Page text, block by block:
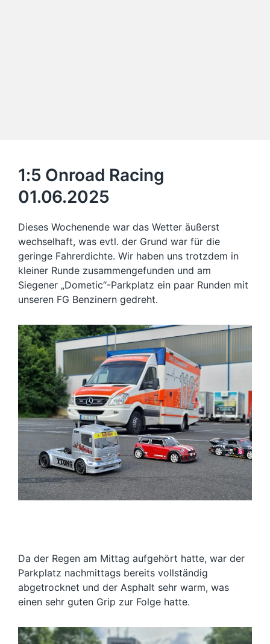
1:5 Onroad Racing
01.06.2025
Dieses Wochenende war das Wetter äußerst
wechselhaft, was evtl. der Grund war für die
geringe Fahrerdichte. Wir haben uns trotzdem in
kleiner Runde zusammengefunden und am
Siegener „Dometic“-Parkplatz ein paar Runden mit
unseren FG Benzinern gedreht.
Da der Regen am Mittag aufgehört hatte, war der
Parkplatz nachmittags bereits vollständig
abgetrocknet und der Asphalt sehr warm, was
einen sehr guten Grip zur Folge hatte.